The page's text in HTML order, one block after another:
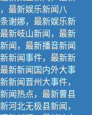
最新娱乐新闻八
谢娜，最新娱乐新
新岐山新闻，最新
闻，最新播音新闻
新闻事件，最新新
新新闻国内外大事
新闻晋州大事件，
闻热点，最新曹县
河北无极县新闻，